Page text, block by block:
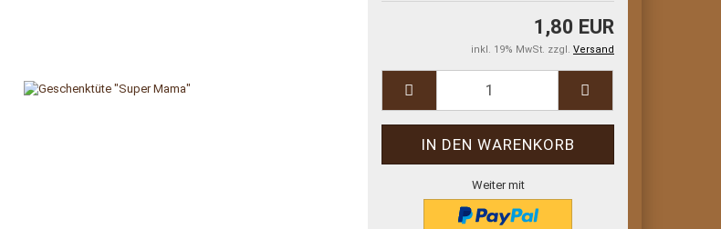
1,80 EUR
inkl. 19% MwSt. zzgl. Versand
Weiter mit